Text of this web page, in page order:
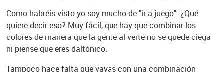
Como habréis visto yo soy mucho de "ir a juego". ¿Qué
quiere decir eso? Muy fácil, que hay que combinar los
colores de manera que la gente al verte no se quede ciega
ni piense que eres daltónico.
Tampoco hace falta que vayas con una combinación